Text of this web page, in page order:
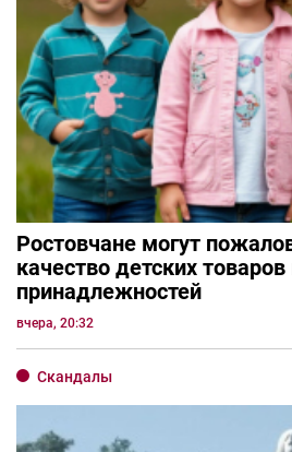
Ростовчане могут
качество детских
принадлежностей
вчера, 20:32
Скандалы